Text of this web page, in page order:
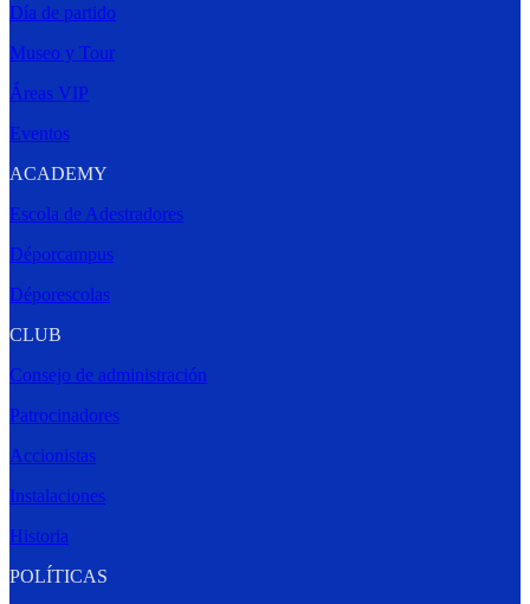
Día de partido
Museo y Tour
Áreas VIP
Eventos
ACADEMY
Escola de Adestradores
Déporcampus
Déporescolas
CLUB
Consejo de administración
Patrocinadores
Accionistas
Instalaciones
Historia
POLÍTICAS